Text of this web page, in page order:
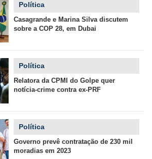
Política
Casagrande e Marina Silva discutem
sobre a COP 28, em Dubai
Política
Relatora da CPMI do Golpe quer
notícia-crime contra ex-PRF
Política
Governo prevê contratação de 230 mil
moradias em 2023